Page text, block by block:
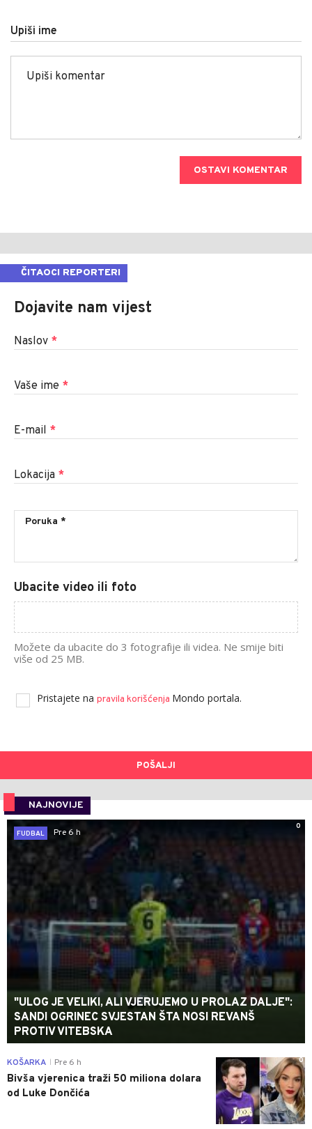
Upiši ime
OSTAVI KOMENTAR
ČITAOCI REPORTERI
Dojavite nam vijest
Naslov *
Vaše ime *
E-mail *
Lokacija *
Ubacite video ili foto
Možete da ubacite do 3 fotografije ili videa. Ne smije biti
više od 25 MB.
Pristajete na pravila korišćenja Mondo portala.
POŠALJI
NAJNOVIJE
0
FUDBAL
Pre 6 h
"ULOG JE VELIKI, ALI VJERUJEMO U PROLAZ DALJE":
SANDI OGRINEC SVJESTAN ŠTA NOSI REVANŠ
PROTIV VITEBSKA
0
KOŠARKA Pre 6 h
Bivša vjerenica traži 50 miliona dolara
od Luke Dončića